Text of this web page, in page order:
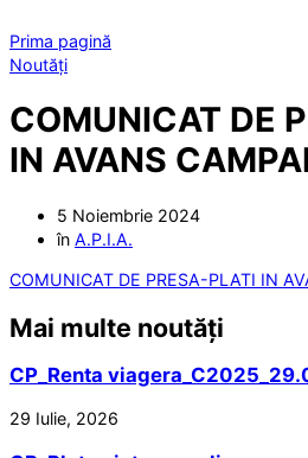
Prima pagină
Noutăți
COMUNICAT DE
IN AVANS
5 Noiembrie 2024
în A.P.I.A.
COMUNICAT DE PRESA-PLATI IN
Mai multe noutăți
CP_Renta
29 Iulie, 2026